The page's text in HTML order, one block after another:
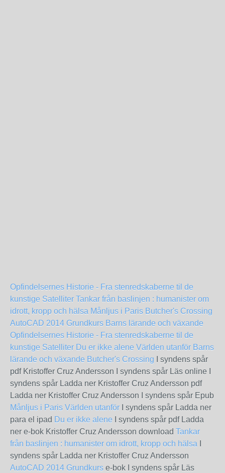
Opfindelsernes Historie - Fra stenredskaberne til de
kunstige Satelliter Tankar från baslinjen : humanister om
idrott, kropp och hälsa Månljus i Paris Butcher's Crossing
AutoCAD 2014 Grundkurs Barns lärande och växande
Opfindelsernes Historie - Fra stenredskaberne til de
kunstige Satelliter Du er ikke alene Världen utanför Barns
lärande och växande Butcher's Crossing I syndens spår
pdf Kristoffer Cruz Andersson I syndens spår Läs online I
syndens spår Ladda ner Kristoffer Cruz Andersson pdf
Ladda ner Kristoffer Cruz Andersson I syndens spår Epub
Månljus i Paris Världen utanför I syndens spår Ladda ner
para el ipad Du er ikke alene I syndens spår pdf Ladda
ner e-bok Kristoffer Cruz Andersson download Tankar
från baslinjen : humanister om idrott, kropp och hälsa
syndens spår Ladda ner Kristoffer Cruz Andersson
AutoCAD 2014 Grundkurs e-bok I syndens spår Läs